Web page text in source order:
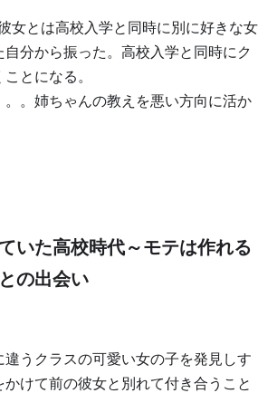
女とは高校入学と同時に別に好きな女
分から振った。高校入学と同時にク
とになる。
。。姉ちゃんの教えを悪い方向に活か
いた高校時代～モテは作れる
の出会い
うクラスの可愛い女の子を発見しす
かけて前の彼女と別れて付き合うこと